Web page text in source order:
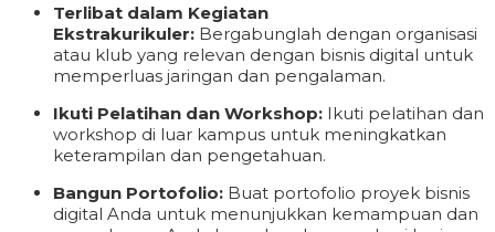
Terlibat dalam Kegiatan
Ekstrakurikuler: Bergabunglah dengan organisasi
atau klub yang relevan dengan bisnis digital untuk
memperluas jaringan dan pengalaman.
Ikuti Pelatihan dan Workshop: Ikuti pelatihan dan
workshop di luar kampus untuk meningkatkan
keterampilan dan pengetahuan.
Bangun Portofolio: Buat portofolio proyek bisnis
digital Anda untuk menunjukkan kemampuan dan